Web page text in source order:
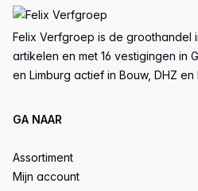
Felix Verfgroep is de groothandel
artikelen en met 16 vestigingen in
en Limburg actief in Bouw, DHZ
GA NAAR
Assortiment
Mijn account